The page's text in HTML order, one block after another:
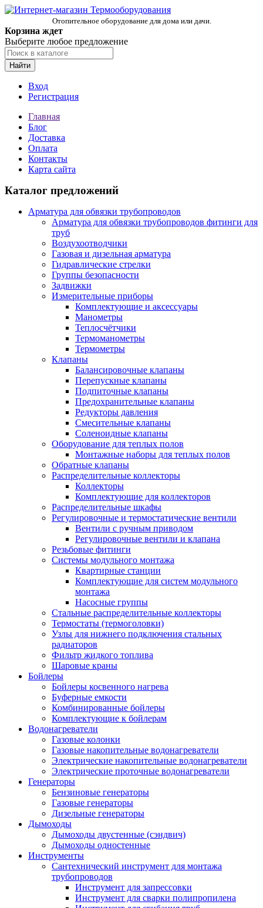
Отопительное оборудование для дома или дачи.
Корзина ждет
Выберите любое предложение
Найти
Вход
Регистрация
Главная
Блог
Доставка
Оплата
Контакты
Карта сайта
Каталог предложений
Арматура для обвязки трубопроводов
Арматура для обвязки трубопроводов фитинги для
труб
Воздухоотводчики
Газовая и дизельная арматура
Гидравлические стрелки
Группы безопасности
Задвижки
Измерительные приборы
Комплектующие и аксессуары
Манометры
Теплосчётчики
Термоманометры
Термометры
Клапаны
Балансировочные клапаны
Перепускные клапаны
Подпиточные клапаны
Предохранительные клапаны
Редукторы давления
Смесительные клапаны
Соленоидные клапаны
Оборудование для теплых полов
Монтажные наборы для теплых полов
Обратные клапаны
Распределительные коллекторы
Коллекторы
Комплектующие для коллекторов
Распределительные шкафы
Регулировочные и термостатические вентили
Вентили с ручным приводом
Регулировочные вентили и клапана
Резьбовые фитинги
Системы модульного монтажа
Квартирные станции
Комплектующие для систем модульного
монтажа
Насосные группы
Стальные распределительные коллекторы
Термостаты (термоголовки)
Узлы для нижнего подключения стальных
радиаторов
Фильтр жидкого топлива
Шаровые краны
Бойлеры
Бойлеры косвенного нагрева
Буферные емкости
Комбинированные бойлеры
Комплектующие к бойлерам
Водонагреватели
Газовые колонки
Газовые накопительные водонагреватели
Электрические накопительные водонагреватели
Электрические проточные водонагреватели
Генераторы
Бензиновые генераторы
Газовые генераторы
Дизельные генераторы
Дымоходы
Дымоходы двустенные (сэндвич)
Дымоходы одностенные
Инструменты
Сантехнический инструмент для монтажа
трубопроводов
Инструмент для запрессовки
Инструмент для сварки полипропилена